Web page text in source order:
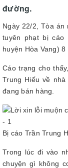
đường.
Ngày 22/2, Tòa
tuyên phạt bị cáo
huyện Hòa Vang)
Cáo trạng cho
Trung Hiếu về
đang bán hàng.
Bị cáo Trần Trung
Trong lúc đi vào
chuyện gì không